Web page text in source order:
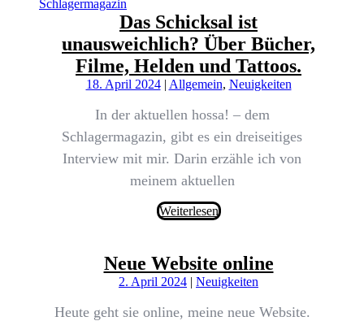
Das Schicksal ist
unausweichlich? Über Bücher,
Filme, Helden und Tattoos.
18. April 2024 | Allgemein, Neuigkeiten
In der aktuellen hossa! – dem
Schlagermagazin, gibt es ein dreiseitiges
Interview mit mir. Darin erzähle ich von
meinem aktuellen
Weiterlesen
Neue Website online
2. April 2024 | Neuigkeiten
Heute geht sie online, meine neue Website.